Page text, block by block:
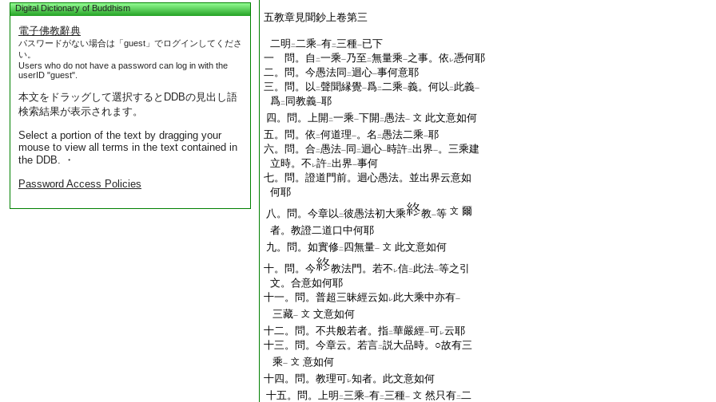
Digital Dictionary of Buddhism
電子佛教辭典
パスワードがない場合は「guest」でログインしてくださ
い。
Users who do not have a password can log in with the
userID "guest".
本文をドラッグして選択するとDDBの見出し語
検索結果が表示されます。
Select a portion of the text by dragging your
mouse to view all terms in the text contained in
the DDB. ・
Password Access Policies
五教章見聞鈔上卷第三
二明 二二乘一有二三種一已下
一 問。自 二一乘一 乃至 二無量乘一之事。依 レ憑何耶
二。問。今愚法同 二迴心一事何意耶
三。問。以 二聲聞縁覺一爲二二乘一義。何以 二 此義一
爲二 同教義一耶
四。問。上開 二一乘一下開 二愚法一 文 此文意如何
五。問。依 二何道理一。名 二愚法二乘一耶
六。問。合二愚法一 同 二迴心一時許二出界一。三乘建
立時。不 レ許二出界一事何
七。問。證道門前。迴心愚法。並出界云意如
何耶
八。問。今章以 二彼愚法初大乘 教一等 文 爾
者。教證二道口中何耶
九。問。如實修二 四無量一 文 此文意如何
十。問。今
教法門。若不 レ信二 此法一等之引
文。合意如何耶
十一。問。普超三昧經云如 レ此大乘中亦有一
三藏一 文 文意如何
十二。問。不共般若者。指二華嚴經一可レ云耶
十三。問。今章云。若言二説大品時。○故有三
乘一 文 意如何
十四。問。教理可レ知者。此文意如何
十五。問。上明 二三乘一有二三種一 文 然只有二二